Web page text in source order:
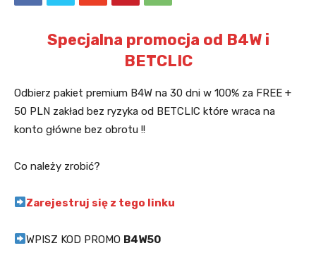
Specjalna promocja od B4W i
BETCLIC
Odbierz pakiet premium B4W na 30 dni w 100% za FREE +
50 PLN zakład bez ryzyka od BETCLIC które wraca na
konto główne bez obrotu !!
Co należy zrobić?
Zarejestruj się z tego linku
WPISZ KOD PROMO B4W50